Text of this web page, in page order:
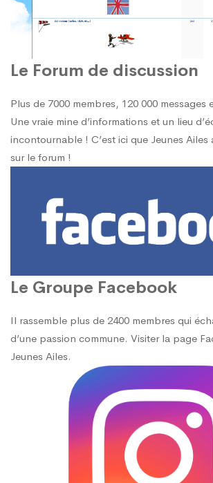
Le Forum de discussion
Plus de 7000 membres, 120 000 messages
Une vraie mine d’informations et un lieu
incontournable ! C’est ici que Jeunes Ailes
sur le forum !
Le Groupe Facebook
Il rassemble plus de 2400 membres qui
d’une passion commune. Visiter la page
Jeunes Ailes.